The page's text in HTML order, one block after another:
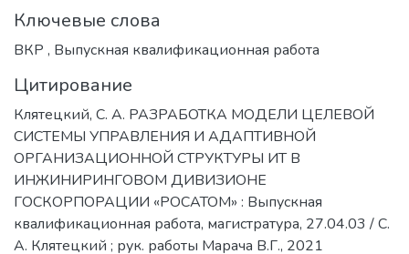
Ключевые слова
ВКР , Выпускная квалификационная работа
Цитирование
Клятецкий, С. А. РАЗРАБОТКА МОДЕЛИ ЦЕЛЕВОЙ
СИСТЕМЫ УПРАВЛЕНИЯ И АДАПТИВНОЙ
ОРГАНИЗАЦИОННОЙ СТРУКТУРЫ ИТ В
ИНЖИНИРИНГОВОМ ДИВИЗИОНЕ
ГОСКОРПОРАЦИИ «РОСАТОМ» : Выпускная
квалификационная работа, магистратура, 27.04.03 / С.
А. Клятецкий ; рук. работы Марача В.Г., 2021